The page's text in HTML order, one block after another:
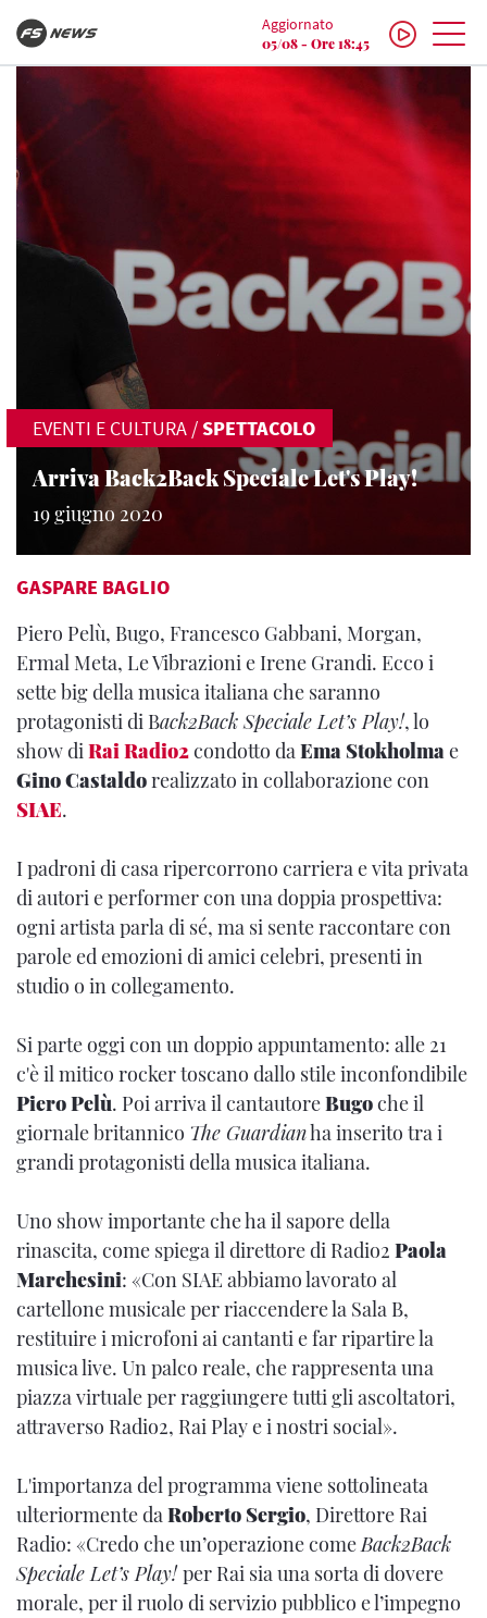
Aggiornato
05/08 - Ore 18:45
EVENTI E CULTURA /SPETTACOLO
Arriva Back2Back Speciale Let's Play!
19 giugno 2020
GASPARE BAGLIO
Piero Pelù, Bugo, Francesco Gabbani, Morgan,
Ermal Meta, Le Vibrazioni e Irene Grandi. Ecco i
sette big della musica italiana che saranno
protagonisti di Back2Back Speciale Let’s Play!, lo
show diRai Radio2condotto daEma Stokholmae
Gino Castaldorealizzato in collaborazione con
SIAE.
I padroni di casa ripercorrono carriera e vita privata
di autori e performer con una doppia prospettiva:
ogni artista parla di sé, ma si sente raccontare con
parole ed emozioni di amici celebri, presenti in
studio o in collegamento.
Si parte oggi con un doppio appuntamento: alle 21
c'è il mitico rocker toscano dallo stile inconfondibile
Piero Pelù. Poi arriva il cantautoreBugoche il
giornale britannico The Guardianha inserito tra i
grandi protagonisti della musica italiana.
Uno show importante che ha il sapore della
rinascita, come spiega il direttore di Radio2 Paola
Marchesini: «Con SIAE abbiamo lavorato al
cartellone musicale per riaccendere la Sala B,
restituire i microfoni ai cantanti e far ripartire la
musica live. Un palco reale, che rappresenta una
piazza virtuale per raggiungere tutti gli ascoltatori,
attraverso Radio2, Rai Play e i nostri social».
L'importanza del programma viene sottolineata
ulteriormente daRoberto Sergio, Direttore Rai
Radio: «Credo che un’operazione comeBack2Back
Speciale Let’s Play!per Rai sia una sorta di dovere
morale, per il ruolo di servizio pubblico e l’impegno